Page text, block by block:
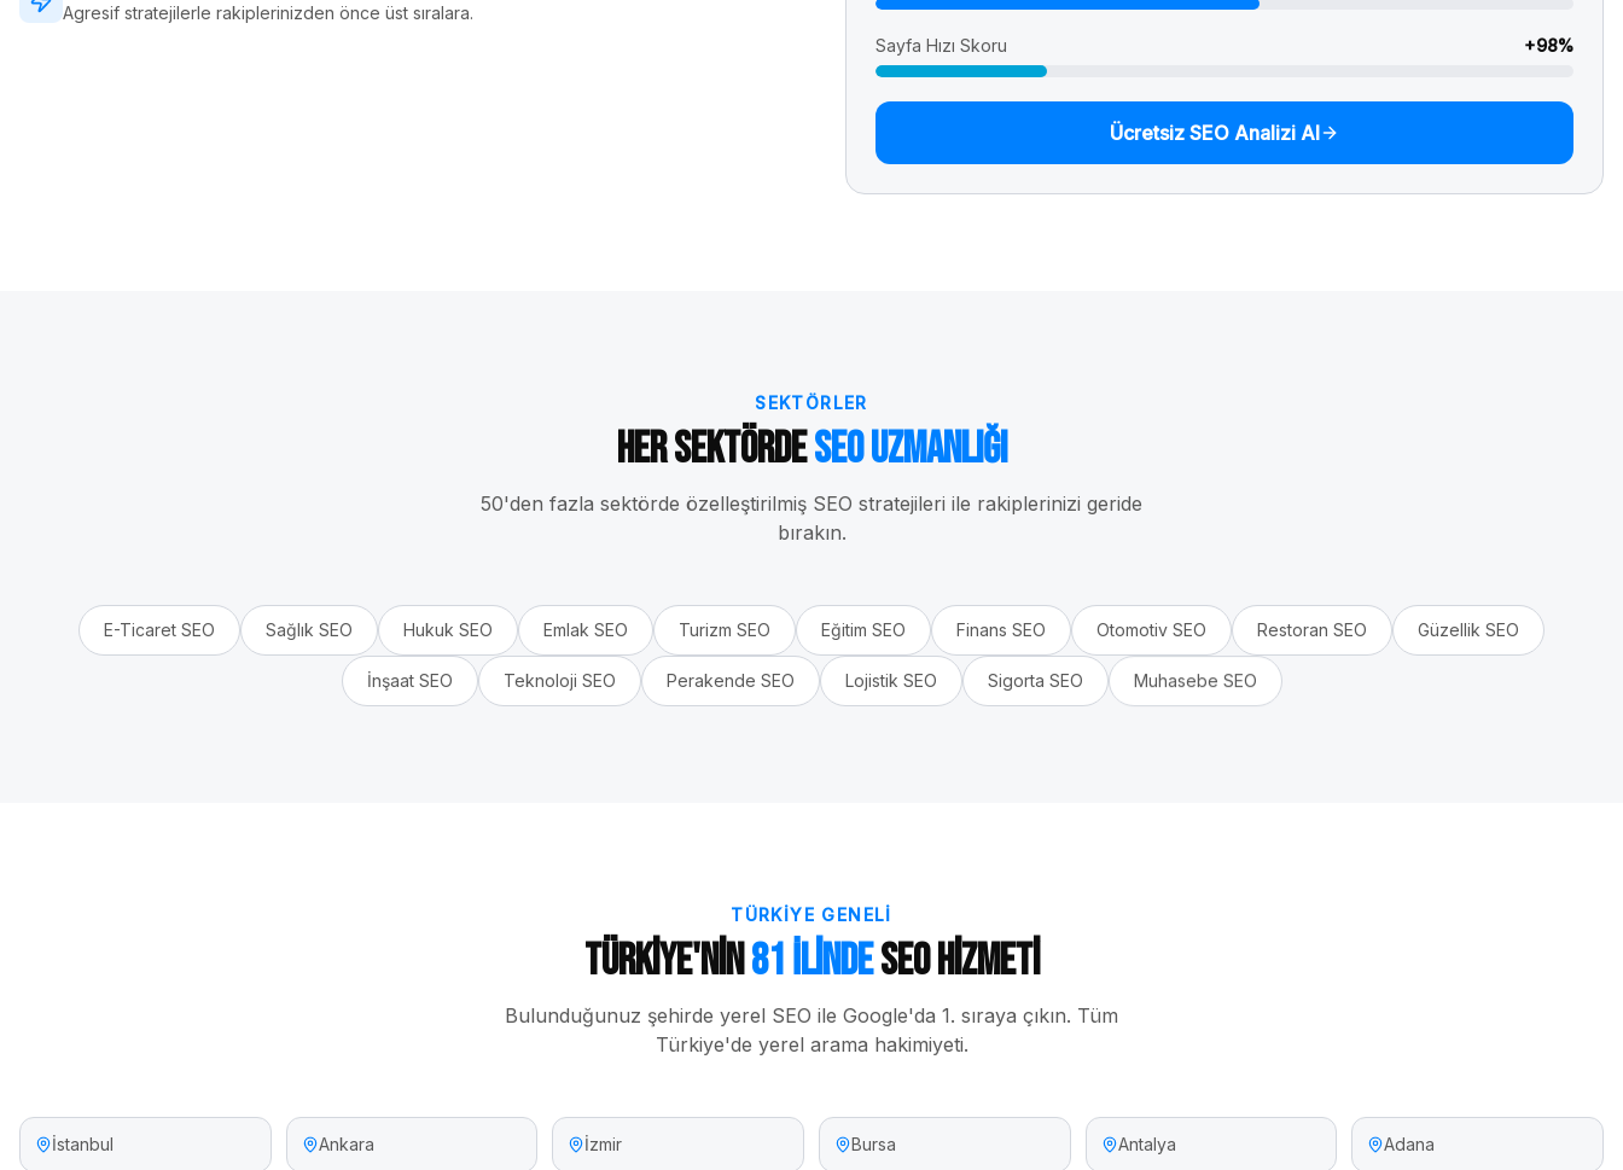
Agresif stratejilerle rakiplerinizden önce üst sıralara.
Sayfa Hızı Skoru +98%
Ücretsiz SEO Analizi Al
SEKTÖRLER
Her SektördeSEO Uzmanlığı
50'den fazla sektörde özelleştirilmiş SEO stratejileri ile rakiplerinizi geride
bırakın.
E-Ticaret SEO Sağlık SEO Hukuk SEO Emlak SEO Turizm SEO Eğitim SEO Finans SEO Otomotiv SEO Restoran SEO Güzellik SEO
İnşaatSEO Teknoloji SEO Perakende SEO Lojistik SEO Sigorta SEO Muhasebe SEO
TÜRKIYE GENELI
Türkiye'nin81 İlindeSEO Hizmeti
Bulunduğunuz şehirde yerel SEO ile Google'da 1. sıraya çıkın. Tüm
Türkiye'de yerel arama hakimiyeti.
İstanbul Ankara İzmir Bursa Antalya Adana